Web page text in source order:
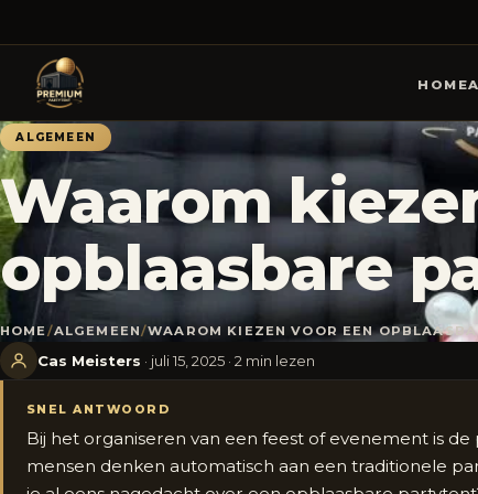
HOME
ALGEMEEN
Waarom
opblaasbare
HOME/ALGEMEEN/WAAROM KIEZEN VOOR EEN
Cas Meisters · juli 15, 2025 · 2 min lezen
SNEL ANTWOORD
Bij het organiseren van een feest of evenement is
mensen denken automatisch aan een traditionele